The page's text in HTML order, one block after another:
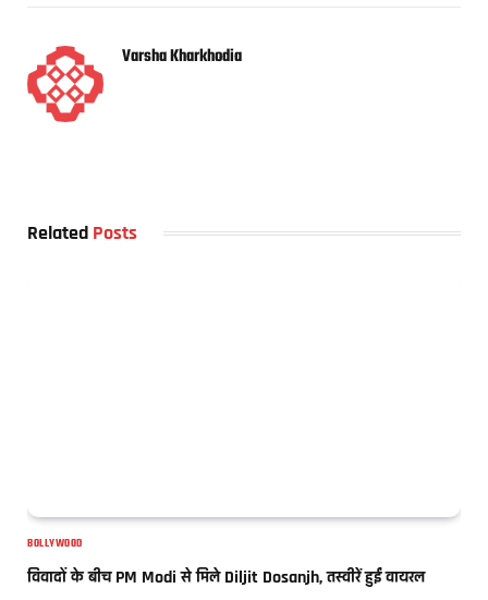
Varsha Kharkhodia
Related Posts
BOLLYWOOD
विवादों के बीच PM Modi से मिले Diljit Dosanjh, तस्वीरें हुईं वायरल